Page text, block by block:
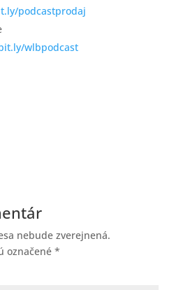
podcastprodaj
wlbpodcast
nebude zverejnená.
označené *